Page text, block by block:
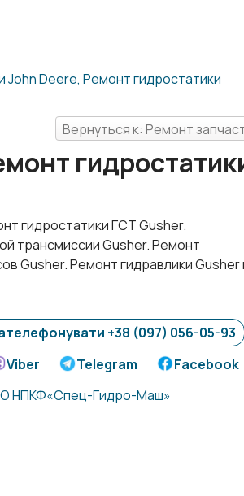
Deere, Ремонт гидростатики
Вернуться к: Ремонт
гидростатики ГСТ Gusher.
трансмиссии Gusher. Ремонт
Gusher. Ремонт гидравлики Gusher
+38 (097) 056-05-93
Viber
Telegram
Facebook
НПКФ«Спец-Гидро-Маш»